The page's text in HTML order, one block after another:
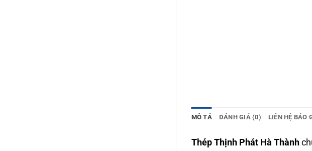
MÔ TẢ ĐÁNH GIÁ (0) LIÊN HỆ BÁO
Thép Thịnh Phát Hà Thành